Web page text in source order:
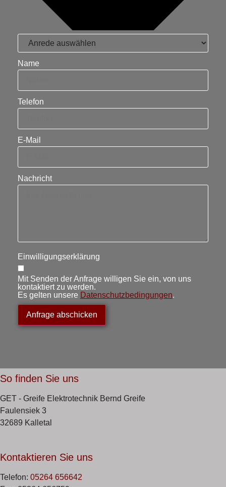
Name
Telefon
E-Mail
Nachricht
Einwilligungserklärung
Mit Senden der Anfrage willigen Sie ein, von uns
kontaktiert zu werden.
Es gelten unsere Datenschutzbedingungen.
Anfrage abschicken
So finden Sie uns
GET - Greife Elektrotechnik Bernd Greife
Faulensiek 3
32689 Kalletal
Kontaktieren Sie uns
Telefon: 05264 656642